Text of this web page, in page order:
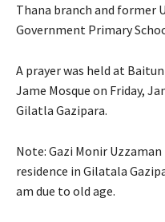
Thana branch and former
Government Primary
A prayer was held at
Jame Mosque on Friday,
Gilatla Gazipara.
Note: Gazi Monir Uzzaman
residence in Gilatala
am due to old age.